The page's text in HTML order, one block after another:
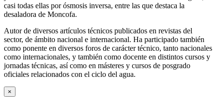
casi todas ellas por ósmosis inversa, entre las que destaca la
desaladora de Moncofa.
Autor de diversos artículos técnicos publicados en revistas del
sector, de ámbito nacional e internacional. Ha participado también
como ponente en diversos foros de carácter técnico, tanto nacionales
como internacionales, y también como docente en distintos cursos y
jornadas técnicas, así como en másteres y cursos de posgrado
oficiales relacionados con el ciclo del agua.
×